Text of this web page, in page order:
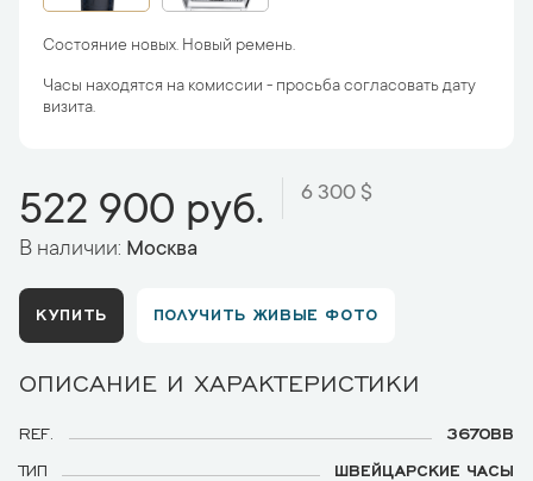
Состояние новых. Новый ремень.
Часы находятся на комиссии - просьба согласовать дату
визита.
522 900 руб. 6 300 $
В наличии: Москва
КУПИТЬ ПОЛУЧИТЬ ЖИВЫЕ ФОТО
ОПИСАНИЕ И ХАРАКТЕРИСТИКИ
REF.
3670BB
ТИП
ШВЕЙЦАРСКИЕ ЧАСЫ